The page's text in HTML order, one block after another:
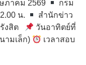
ภาคม 2569
กรม
น.
สำนักข่าว
งสิต
วันอาทิตย์ที่
ามเล็ก)
เวลาสอบ